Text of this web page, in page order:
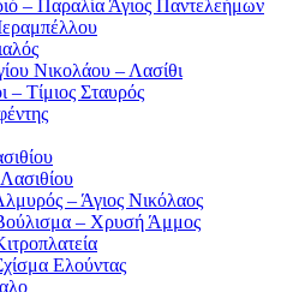
– Παραλία Άγιος Παντελεήμων
Νικολάου – Λασίθι
– Τίμιος Σταυρός
– Άγιος Νικόλαος
– Χρυσή Άμμος
Ελούντας